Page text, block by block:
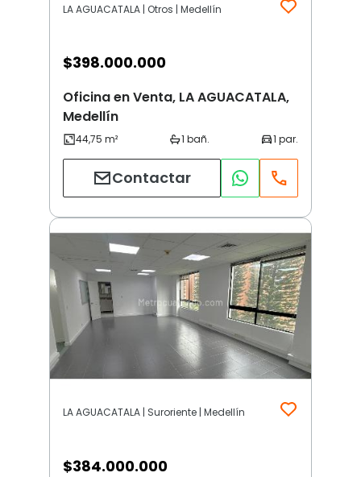
LA AGUACATALA | Otros | Medellín
$398.000.000
Oficina en Venta, LA AGUACATALA,
Medellín
Contactar
LA AGUACATALA | Suroriente | Medellín
$384.000.000